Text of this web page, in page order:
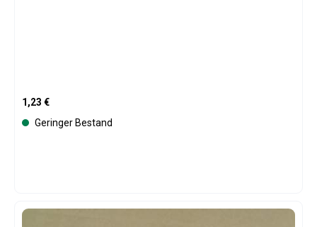
Regulärer Preis:
1,23 €
Geringer Bestand